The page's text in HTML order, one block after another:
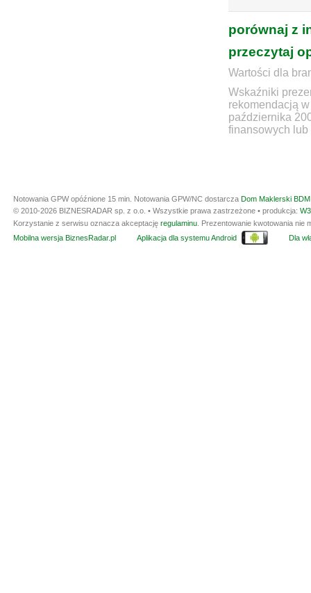
porównaj z
przeczytaj
Wartości dla
Wskaźniki
rekomendacją
października
finansowych lub
Notowania GPW opóźnione 15 min. Notowania GPW/NC dostarcza Dom Maklerski
© 2010-2026 BIZNESRADAR sp. z o.o. • Wszystkie prawa zastrzeżone • produkcja:
Korzystanie z serwisu oznacza akceptację regulaminu . Prezentowanie kwotowania
Mobilna wersja BiznesRadar.pl
Aplikacja dla systemu Android Dla